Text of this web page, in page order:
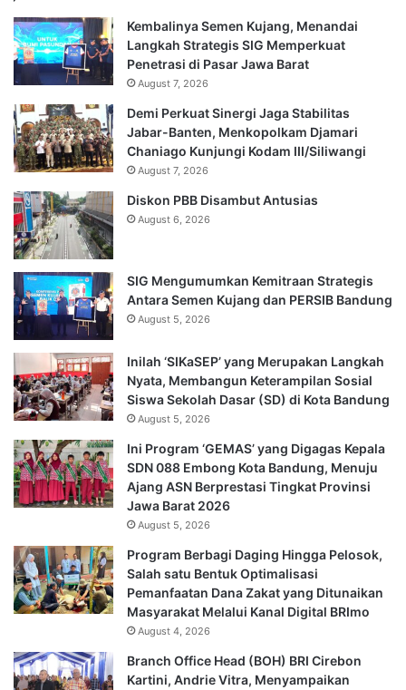
Kembalinya Semen Kujang, Menandai
Langkah Strategis SIG Memperkuat
Penetrasi di Pasar Jawa Barat
August 7, 2026
Demi Perkuat Sinergi Jaga Stabilitas
Jabar-Banten, Menkopolkam Djamari
Chaniago Kunjungi Kodam III/Siliwangi
August 7, 2026
Diskon PBB Disambut Antusias
August 6, 2026
SIG Mengumumkan Kemitraan Strategis
Antara Semen Kujang dan PERSIB Bandung
August 5, 2026
Inilah ‘SIKaSEP’ yang Merupakan Langkah
Nyata, Membangun Keterampilan Sosial
Siswa Sekolah Dasar (SD) di Kota Bandung
August 5, 2026
Ini Program ‘GEMAS’ yang Digagas Kepala
SDN 088 Embong Kota Bandung, Menuju
Ajang ASN Berprestasi Tingkat Provinsi
Jawa Barat 2026
August 5, 2026
Program Berbagi Daging Hingga Pelosok,
Salah satu Bentuk Optimalisasi
Pemanfaatan Dana Zakat yang Ditunaikan
Masyarakat Melalui Kanal Digital BRImo
August 4, 2026
Branch Office Head (BOH) BRI Cirebon
Kartini, Andrie Vitra, Menyampaikan